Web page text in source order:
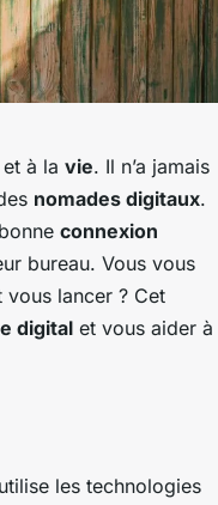
à la vie. Il n’a jamais
nomades digitaux.
connexion
bureau. Vous vous
vous lancer ? Cet
digital et vous aider à
les technologies